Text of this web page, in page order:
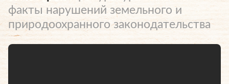
факты нарушений земельного и
природоохранного законодательства